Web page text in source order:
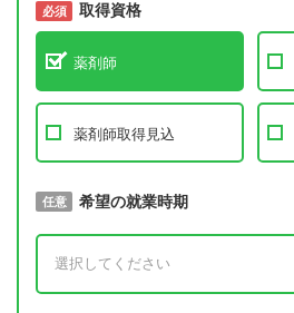
必須 取得資格
薬剤師
薬剤師取得見込
必須 取得予定年
任意 希望の就業時期